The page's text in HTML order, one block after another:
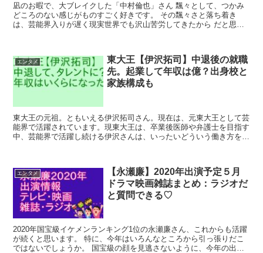
凪のお暇で、大ブレイクした「中村倫也」さん 飄々として、つかみ
どころのない感じがものすごく好きです。 その飄々さと落ち着き
は、芸能界入りが遅く現実世界でも沢山苦労してきたから だと思い
エンタメ
東大王【伊沢拓司】中退後の就職
先。起業して年収は億？出身校と
家族構成も
東大王の元祖。ともいえる伊沢拓司さん。現在は、元東大王として芸
能界で活躍されています。現東大王は、卒業後医師や弁護士を目指す
中、芸能界で活躍し続ける伊沢さんは、いったいどういう働き方をし
エンタメ
【永瀬廉】2020年出演予定５月
ドラマ映画雑誌まとめ：ラジオだ
と質問できる♡
2020年国宝級イケメンランキング1位の永瀬廉さん、これからも活躍
が続くと思います。 特に、今年はいろんなところから引っ張りだこ
ではないでしょうか。 国宝級の顔を見逃さないように、今年の出演